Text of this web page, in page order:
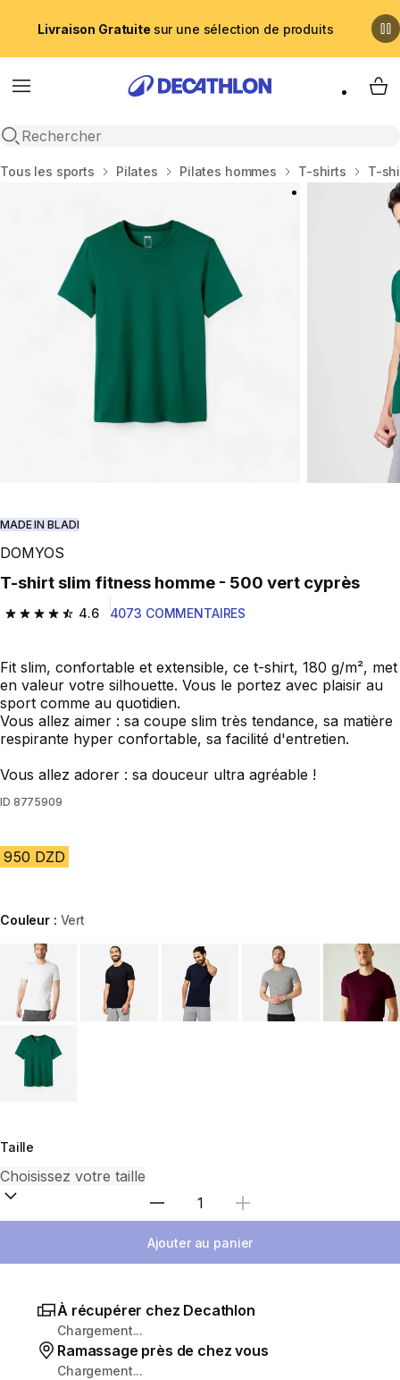
Livraison Gratuite sur une sélection de produits
Menu
Recherche ouverte
My
Accueil
Tous les sports Pilates Pilates hommes T-shirts T-
Play Video
MADE IN BLADI
DOMYOS
T-shirt slim fitness homme - 500 vert cyprès
4.6
4.6 out of 5 stars from 4073 reviews
4073 COMMENTAIRES
Fit slim, confortable et extensible, ce t-shirt, 180 g/m², met
en valeur votre silhouette. Vous le portez avec plaisir au
sport comme au quotidien.
Vous allez aimer : sa coupe slim très tendance, sa matière
respirante hyper confortable, sa facilité d'entretien.
Vous allez adorer : sa douceur ultra agréable !
ID 8775909
950 DZD
Couleur : Vert
Choose a variant
Taille
Sélectionnez la quantité
Ajouter au panier
À récupérer chez Decathlon
Chargement...
Ramassage près de chez vous
Chargement...